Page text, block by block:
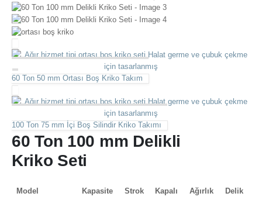
60 Ton 50 mm Ortası Boş Kriko Takım
100 Ton 75 mm İçi Boş Silindir Kriko Takımı
60 Ton 100 mm Delikli
Kriko Seti
Model Kapasite Strok Kapalı Ağırlık Delik